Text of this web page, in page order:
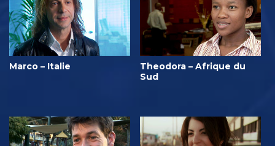
Marco – Italie
Theodora – Afrique du
Sud